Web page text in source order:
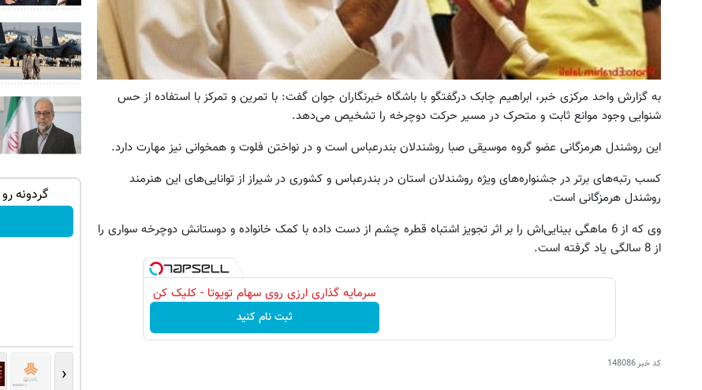
به گزارش واحد مرکزی خبر، ابراهیم چابک درگفتگو با باشگاه خبرنگاران جوان گفت: با تمرین و تمرکز با استفاده از حس
شنوایی وجود موانع ثابت و متحرک در مسیر حرکت دوچرخه را تشخیص می‌دهد.
این روشندل هرمزگانی عضو گروه موسیقی صبا روشندلان بندرعباس است و در نواختن فلوت و همخوانی نیز مهارت دارد.
کسب رتبه‌های برتر در جشنواره‌های ویژه روشندلان استان در بندرعباس و کشوری در شیراز از توانایی‌های این هنرمند
روشندل هرمزگانی است.
وی که از 6 ماهگی بینایی‌اش را بر اثر تجویز اشتباه قطره چشم از دست داده با کمک خانواده و دوستانش دوچرخه سواری را
از 8 سالگی یاد گرفته است.
سرمایه گذاری ارزی روی سهام تویوتا - کلیک کن
ثبت نام کنید
کد خبر148086
کوییک گذاشتی برای فروش ؟ اینجا
درخواست فروش
درخواست اعتبار
رزرورایگان نوبت
گردونه رو
‹